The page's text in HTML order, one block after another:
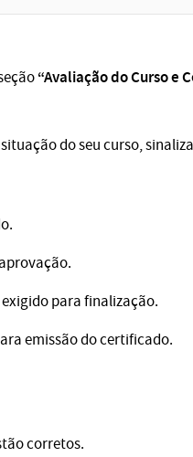
“Avaliação do Curso e
do seu curso,
para finalização.
emissão do certificado.
corretos.